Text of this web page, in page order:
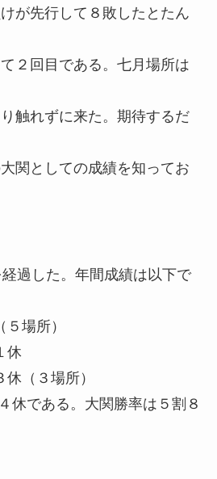
が先行して８敗したとたん
２回目である。七月場所は
触れずに来た。期待するだ
関としての成績を知ってお
過した。年間成績は以下で
場所）
休
（３場所）
休である。大関勝率は５割８